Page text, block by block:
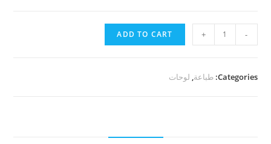
بنر
quantity
-
+
ADD TO CART
Categories: طباعة, لوحات